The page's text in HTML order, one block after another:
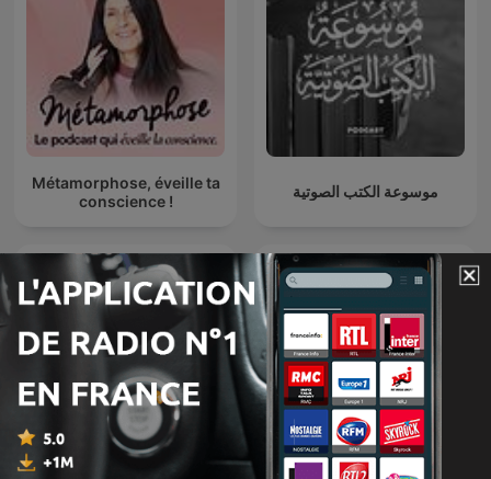
Métamorphose, éveille ta
conscience !
موسوعة الكتب الصوتية